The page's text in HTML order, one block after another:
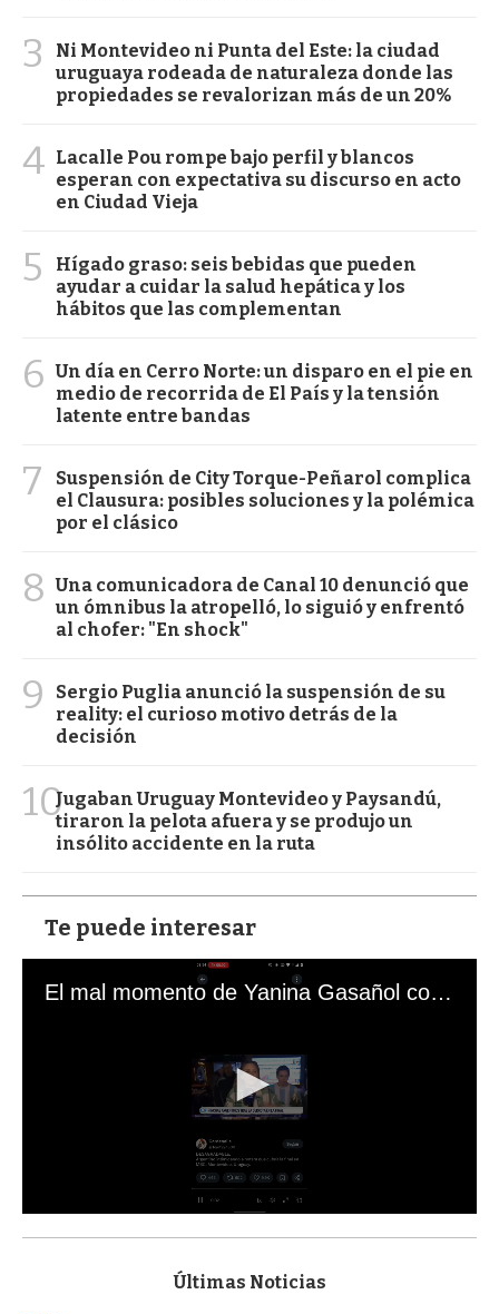
3
Ni Montevideo ni Punta del Este: la ciudad
uruguaya rodeada de naturaleza donde las
propiedades se revalorizan más de un 20%
4 Lacalle Pou rompe bajo perfil y blancos
esperan con expectativa su discurso en acto
en Ciudad Vieja
5
Hígado graso: seis bebidas que pueden
ayudar a cuidar la salud hepática y los
hábitos que las complementan
6 Un día en Cerro Norte: un disparo en el pie en
medio de recorrida de El País y la tensión
latente entre bandas
7
Suspensión de City Torque-Peñarol complica
el Clausura: posibles soluciones y la polémica
por el clásico
8 Una comunicadora de Canal 10 denunció que
un ómnibus la atropelló, lo siguió y enfrentó
al chofer: "En shock"
9
Sergio Puglia anunció la suspensión de su
reality: el curioso motivo detrás de la
decisión
10Jugaban Uruguay Montevideo y Paysandú,
tiraron la pelota afuera y se produjo un
insólito accidente en la ruta
Te puede interesar
El mal momento de Yanina Gasañol con un hincha argentino en "Subrayado"
s
Últimas Noticias